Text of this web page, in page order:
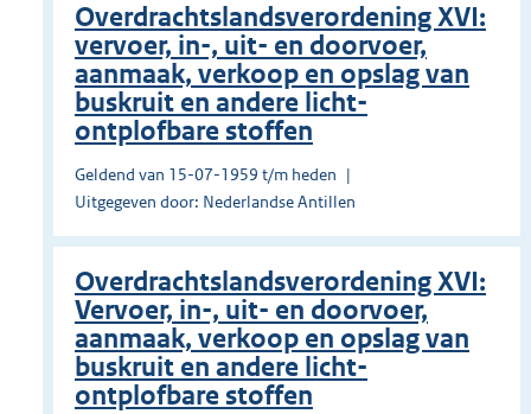
Overdrachtslandsverordening XVI:
vervoer, in-, uit- en doorvoer,
aanmaak, verkoop en opslag van
buskruit en andere licht-
ontplofbare stoffen
Geldend van 15-07-1959 t/m heden
Uitgegeven door: Nederlandse Antillen
Overdrachtslandsverordening XVI:
Vervoer, in-, uit- en doorvoer,
aanmaak, verkoop en opslag van
buskruit en andere licht-
ontplofbare stof­fen